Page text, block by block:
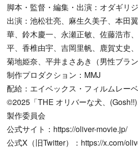
脚本・監督・編集・出演：オダギリ
出演：池松壮亮、麻生久美子、本田
華、鈴木慶一、永瀬正敏、佐藤浩市
平、香椎由宇、吉岡里帆、鹿賀丈史
菊地姫奈、平井まさあき（男性ブラ
制作プロダクション：MMJ
配給：エイベックス・フィルムレー
©2025「THE オリバーな犬、(Gosh!!)
製作委員会
公式サイト：https://oliver-movie.jp/
公式X（旧Twitter）：https://x.com/